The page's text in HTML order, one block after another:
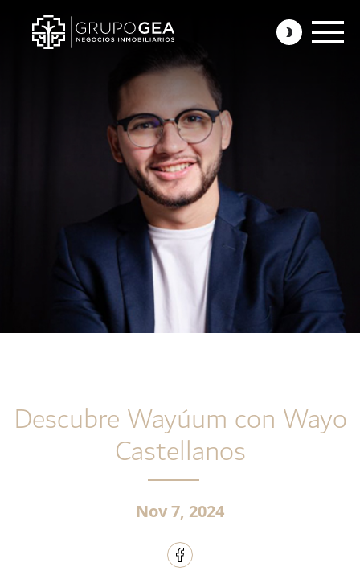
Descubre Wayúum con Wayo
Castellanos
Nov 7, 2024